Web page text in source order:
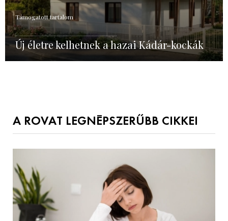
Támogatott tartalom
Új életre kelhetnek a hazai Kádár-kockák
A ROVAT LEGNÉPSZERŰBB CIKKEI